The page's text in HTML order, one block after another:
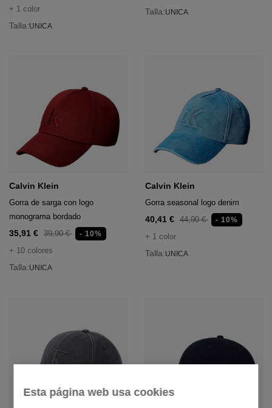
+ 1 color
Talla:UNICA
Talla:UNICA
Calvin Klein
Gorra de sarga con logo
monograma bordado
35,91 € 39,90 € - 10%
+ 10 colores
Talla:UNICA
Calvin Klein
Gorra seasonal logo denim
40,41 € 44,90 € - 10%
+ 1 color
Talla:UNICA
Esta página web usa cookies